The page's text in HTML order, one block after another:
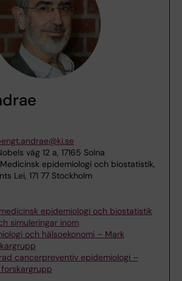
väg 12 a, 17165 Solna
epidemiologi och biostatistik,
Lei, 171 77 Stockholm
epidemiologi och biostatistik
simuleringar inom
och hälsoekonomi – Mark
cancerpreventiv epidemiologi –